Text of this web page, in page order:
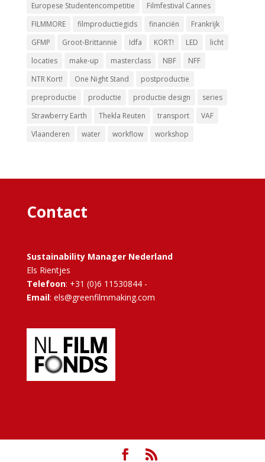
Europese Studentencompetitie
Filmfestival Cannes
FILMMORE
filmproductiegids financiën
Frankrijk
GFMP
Groot-Brittannië Idfa KORT! LED
licht
locaties
make-up masterclass NBF
NFF
NTR Kort!
One Night Stand
postproductie
preproductie
productie productie design
series
Strawberry Earth
Thekla Reuten transport
VAF
Vlaanderen
water workflow workshop
Contact
Sustainability Manager Nederland
Els Rientjes
Telefoon: +31 (0)6 11530844 -
Email: els@greenfilmmaking.com